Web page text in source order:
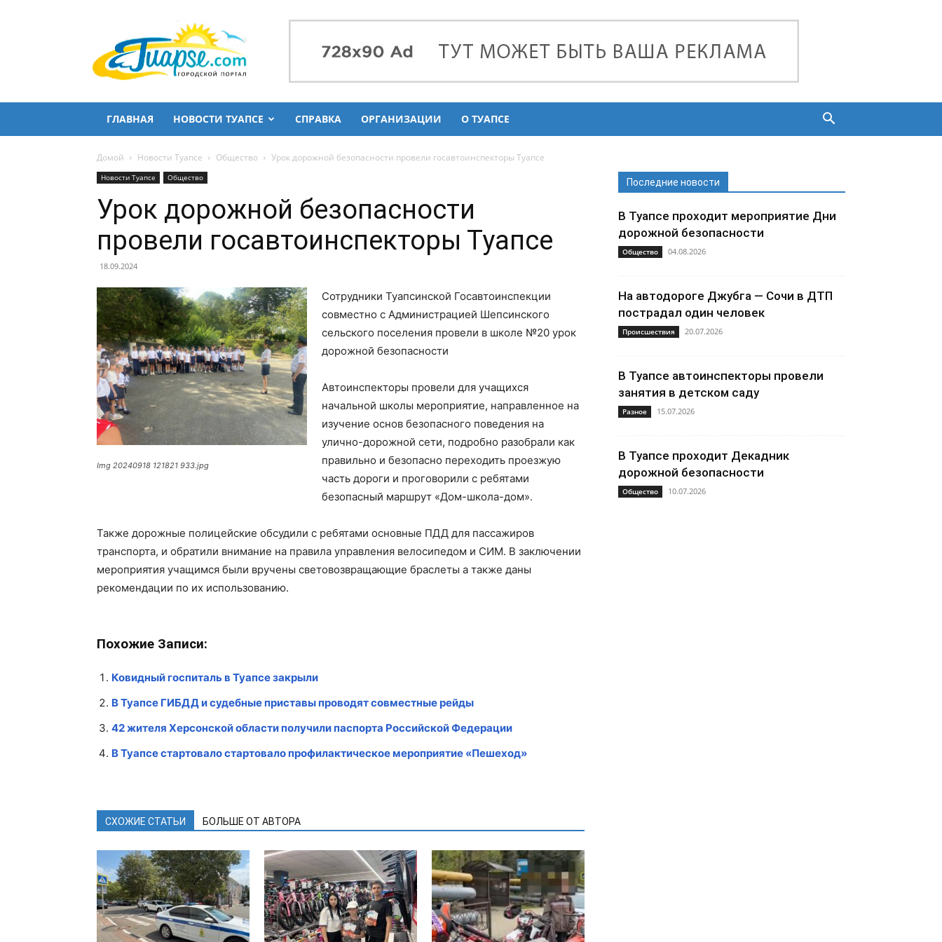
портал
Туапсе
Туапсинского
района
ГЛАВНАЯ
НОВОСТИ ТУАПСЕ СПРАВКА ОРГАНИЗАЦИИ О ТУАПСЕ
Домой Новости Туапсе Общество Урок дорожной безопасности провели госавтоинспекторы Туапсе
Новости Туапсе Общество
Урок дорожной безопасности
провели госавтоинспекторы Туапсе
18.09.2024
Img 20240918 121821 933.jpg
Сотрудники Туапсинской Госавтоинспекции
совместно с Администрацией Шепсинского
сельского поселения провели в школе №20 урок
дорожной безопасности
Автоинспекторы провели для учащихся
начальной школы мероприятие, направленное на
изучение основ безопасного поведения на
улично-дорожной сети, подробно разобрали как
правильно и безопасно переходить проезжую
часть дороги и проговорили с ребятами
безопасный маршрут «Дом-школа-дом».
Также дорожные полицейские обсудили с ребятами основные ПДД для пассажиров
транспорта, и обратили внимание на правила управления велосипедом и СИМ. В заключении
мероприятия учащимся были вручены световозвращающие браслеты а также даны
рекомендации по их использованию.
Похожие Записи:
Ковидный госпиталь в Туапсе закрыли
В Туапсе ГИБДД и судебные приставы проводят совместные рейды
42 жителя Херсонской области получили паспорта Российской Федерации
В Туапсе стартовало стартовало профилактическое мероприятие «Пешеход»
СХОЖИЕ СТАТЬИ БОЛЬШЕ ОТ АВТОРА
Последние новости
В Туапсе проходит мероприятие Дни
дорожной безопасности
Общество 04.08.2026
На автодороге Джубга — Сочи в ДТП
пострадал один человек
Происшествия 20.07.2026
В Туапсе автоинспекторы провели
занятия в детском саду
Разное 15.07.2026
В Туапсе проходит Декадник
дорожной безопасности
Общество 10.07.2026